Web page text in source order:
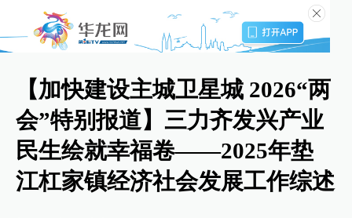
【加快建设主城卫星城 2026“两
会”特别报道】三力齐发兴产业
民生绘就幸福卷——2025年垫
江杠家镇经济社会发展工作综述